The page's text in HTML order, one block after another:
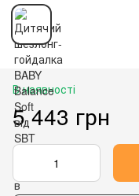
В наявності
5 443 грн